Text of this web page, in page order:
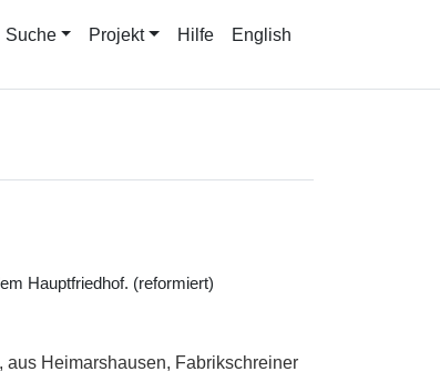
Suche Projekt Hilfe English
Hauptfriedhof. (reformiert)
Heimarshausen, Fabrikschreiner